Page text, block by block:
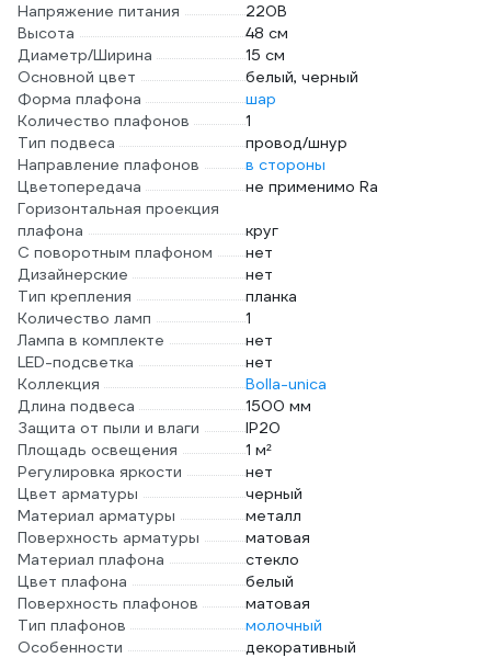
Напряжение питания
220В
Высота
48 см
Диаметр/Ширина
15 см
Основной цвет
белый, черный
Форма плафона
шар
Количество плафонов
1
Тип подвеса
провод/шнур
Направление плафонов
в стороны
Цветопередача
не применимо Ra
Горизонтальная проекция
плафона
круг
С поворотным плафоном
нет
Дизайнерские
нет
Тип крепления
планка
Количество ламп
1
Лампа в комплекте
нет
LED-подсветка
нет
Коллекция
Bolla-unica
Длина подвеса
1500 мм
Защита от пыли и влаги
IP20
Площадь освещения
1 м²
Регулировка яркости
нет
Цвет арматуры
черный
Материал арматуры
металл
Поверхность арматуры
матовая
Материал плафона
стекло
Цвет плафона
белый
Поверхность плафонов
матовая
Тип плафонов
молочный
Особенности
декоративный